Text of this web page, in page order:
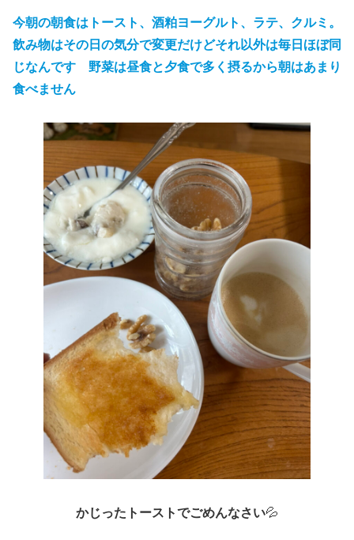
今朝の朝食はトースト、酒粕ヨーグルト、ラテ、クルミ。
飲み物はその日の気分で変更だけどそれ以外は毎日ほぼ同
じなんです 野菜は昼食と夕食で多く摂るから朝はあまり
食べません
かじったトーストでごめんなさい💦